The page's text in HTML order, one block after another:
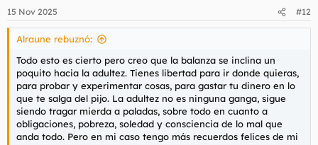
15 Nov 2025 #12
Alraune rebuznó:
Todo esto es cierto pero creo que la balanza se inclina un
poquito hacia la adultez. Tienes libertad para ir donde quieras,
para probar y experimentar cosas, para gastar tu dinero en lo
que te salga del pijo. La adultez no es ninguna ganga, sigue
siendo tragar mierda a paladas, sobre todo en cuanto a
obligaciones, pobreza, soledad y consciencia de lo mal que
anda todo. Pero en mi caso tengo más recuerdos felices de mi